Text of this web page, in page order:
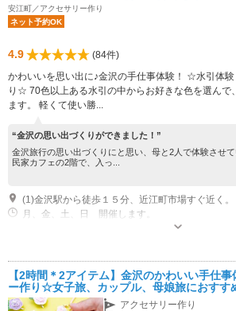
安江町／アクセサリー作り
ネット予約OK
4.9
(84件)
かわいいを思い出に♪金沢の手仕事体験！ ☆水引体
り☆ 70色以上ある水引の中からお好きな色を選んで
ます。 軽くて使い勝...
“金沢の思い出づくりができました！”
金沢旅行の思い出づくりにと思い、母と2人で体験させ
民家カフェの2階で、入っ...
(1)金沢駅から徒歩１５分、近江町市場すぐ近く。
月、金、土、日 開催します。
【2時間＊2アイテム】金沢のかわいい手仕
ー作り☆女子旅、カップル、母娘旅におすす
い思い出♪金沢の伝統工芸水引を体験してみま
アクセサリー作り